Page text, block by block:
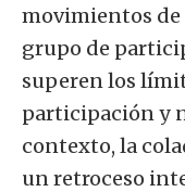
movimientos
grupo de
superen los
participación y
contexto, la
un retroceso